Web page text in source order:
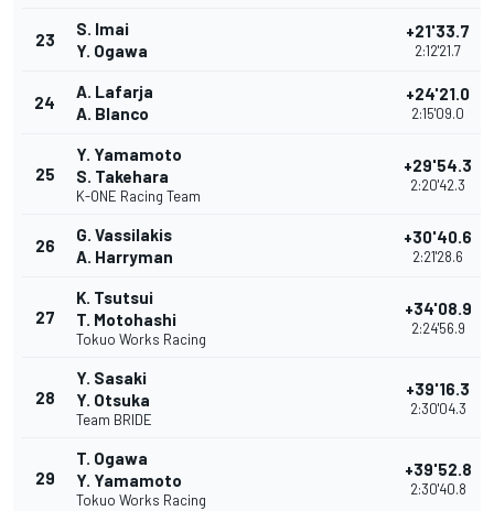
23
S. Imai
Y. Ogawa
+21'33.7
2:12'21.7
24
A. Lafarja
A. Blanco
+24'21.0
2:15'09.0
25
Y. Yamamoto
S. Takehara
K-ONE Racing Team
+29'54.3
2:20'42.3
26
G. Vassilakis
A. Harryman
+30'40.6
2:21'28.6
27
K. Tsutsui
T. Motohashi
Tokuo Works Racing
+34'08.9
2:24'56.9
28
Y. Sasaki
Y. Otsuka
Team BRIDE
+39'16.3
2:30'04.3
29
T. Ogawa
Y. Yamamoto
Tokuo Works Racing
+39'52.8
2:30'40.8